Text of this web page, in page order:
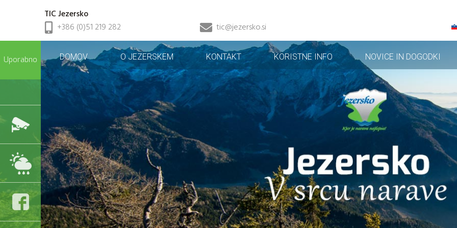
TIC Jezersko
+386 (0)51 219 282
tic@jezersko.si
Uporabno DOMOV O JEZERSKEM KONTAKT KORISTNE INFO NOVICE IN DOGODKI